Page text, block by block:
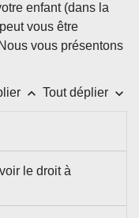
enfant (dans la
vous être
vous présentons
keyboard_arrow_up Tout déplier keyboard_arrow_down
le droit à